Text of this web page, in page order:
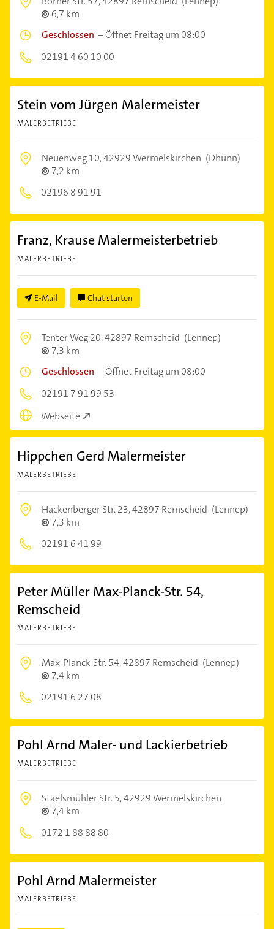
6,7 km
Geschlossen –Öffnet Freitag um 08:00
02191 4 60 10 00
Stein vom Jürgen Malermeister
MALERBETRIEBE
Neuenweg 10,42929 Wermelskirchen (Dhünn)
7,2 km
02196 8 91 91
Franz, Krause Malermeisterbetrieb
MALERBETRIEBE
E-Mail Chat starten
Tenter Weg 20,42897 Remscheid (Lennep)
7,3 km
Geschlossen –Öffnet Freitag um 08:00
02191 7 91 99 53
Webseite
Hippchen Gerd Malermeister
MALERBETRIEBE
Hackenberger Str. 23,42897 Remscheid (Lennep)
7,3 km
02191 6 41 99
Peter Müller Max-Planck-Str. 54,
Remscheid
MALERBETRIEBE
Max-Planck-Str. 54,42897 Remscheid (Lennep)
7,4 km
02191 6 27 08
Pohl Arnd Maler- und Lackierbetrieb
MALERBETRIEBE
Staelsmühler Str. 5,42929 Wermelskirchen
7,4 km
0172 1 88 88 80
Pohl Arnd Malermeister
MALERBETRIEBE